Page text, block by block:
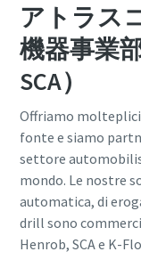
アトラス
機器事業
SCA）
Offriamo molteplici
fonte e siamo
settore
mondo. Le nostre
automatica, di
drill sono
Henrob, SCA e K-